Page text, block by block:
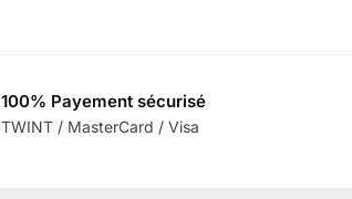
100% Payement sécurisé
TWINT / MasterCard / Visa